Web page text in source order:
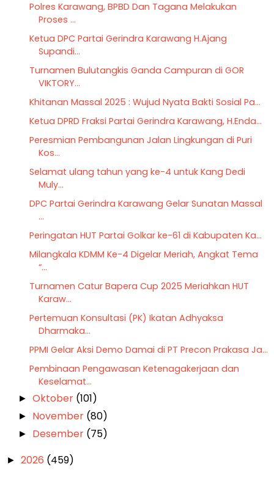
Polres Karawang, BPBD Dan Tagana Melakukan
Proses ...
Ketua DPC Partai Gerindra Karawang H.Ajang
Supandi...
Turnamen Bulutangkis Ganda Campuran di GOR
VIKTORY...
Khitanan Massal 2025 : Wujud Nyata Bakti Sosial Pa...
Ketua DPRD Fraksi Partai Gerindra Karawang, H.Enda...
Peresmian Pembangunan Jalan Lingkungan di Puri
Kos...
Selamat ulang tahun yang ke-4 untuk Kang Dedi
Muly...
DPC Partai Gerindra Karawang Gelar Sunatan Massal
...
Peringatan HUT Partai Golkar ke-61 di Kabupaten Ka...
Milangkala KDMM Ke-4 Digelar Meriah, Angkat Tema
“...
Turnamen Catur Bapera Cup 2025 Meriahkan HUT
Karaw...
Pertemuan Konsultasi (PK) Ikatan Adhyaksa
Dharmaka...
PPMI Gelar Aksi Demo Damai di PT Precon Prakasa Ja...
Pembinaan Pengawasan Ketenagakerjaan dan
Keselamat...
►Oktober (101)
► November (80)
► Desember (75)
► 2026 (459)